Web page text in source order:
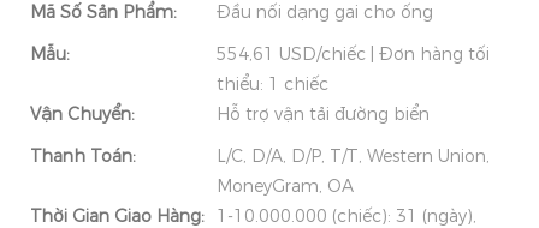
Mã Số Sản Phẩm:
Đầu nối dạng gai cho ống
Mẫu:
554,61 USD/chiếc | Đơn hàng tối
thiểu: 1 chiếc
Vận Chuyển:
Hỗ trợ vận tải đường biển
Thanh Toán:
L/C, D/A, D/P, T/T, Western Union,
MoneyGram, OA
Thời Gian Giao Hàng:
1-10.000.000 (chiếc): 31 (ngày),